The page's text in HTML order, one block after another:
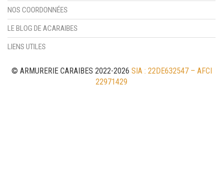
NOS COORDONNÉES
LE BLOG DE ACARAIBES
LIENS UTILES
© ARMURERIE CARAIBES 2022-2026 SIA : 22DE632547 – AFCI
22971429